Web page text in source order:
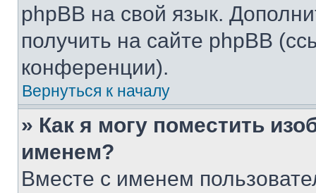
phpBB на свой язык.
получить на сайте phpBB
конференции).
Вернуться к началу
» Как я могу поместить
именем?
Вместе с именем